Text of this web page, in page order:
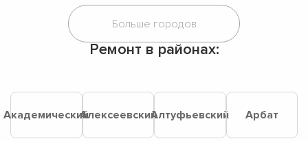
Ремонт в районах:
АкадемическийАлексеевскийАлтуфьевский Арбат